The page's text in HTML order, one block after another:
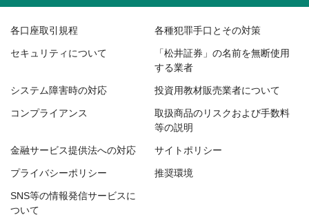
各口座取引規程 各種犯罪手口とその対策
セキュリティについて
「松井証券」の名前を無断使用
する業者
システム障害時の対応 投資用教材販売業者について
コンプライアンス
取扱商品のリスクおよび手数料
等の説明
金融サービス提供法への対応 サイトポリシー
プライバシーポリシー 推奨環境
SNS等の情報発信サービスに
ついて